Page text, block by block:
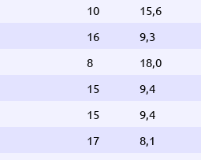
10
15,6
16
9,3
8
18,0
15
9,4
15
9,4
17
8,1